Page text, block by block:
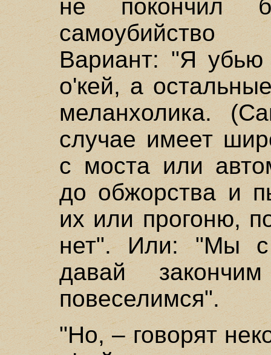
не покончил
самоубийство
Вариант: "Я
о'кей, а
меланхолика.
случае имеет
с моста или
до обжорства и
их или прогоню,
нет". Или: "Мы с
давай
повеселимся".
"Но, – говорят